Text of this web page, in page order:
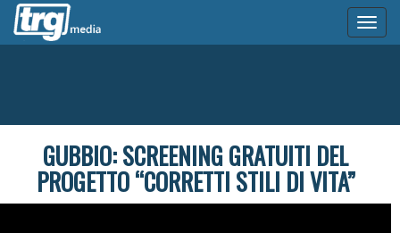
GUBBIO: SCREENING GRATUITI DEL
PROGETTO “CORRETTI STILI DI VITA”